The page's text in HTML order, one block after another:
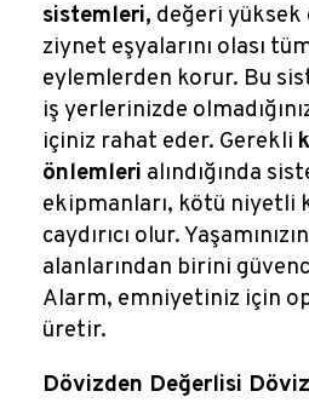
sistemleri, değeri yüksek
ziynet eşyalarını olası
eylemlerden korur. Bu
iş yerlerinizde
içiniz rahat eder. Gerekli
önlemleri alındığında
ekipmanları, kötü niyetli
caydırıcı olur.
alanlarından birini
Alarm, emniyetiniz için
üretir.
Dövizden Değerlisi